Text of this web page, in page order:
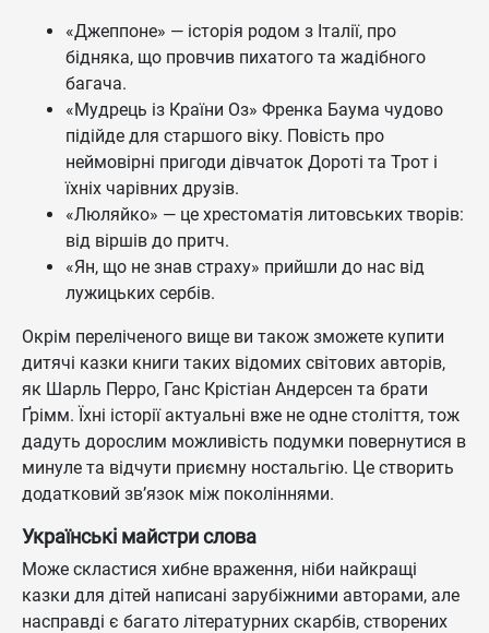
«Джеппоне» — історія родом з Італії, про
бідняка, що провчив пихатого та жадібного
багача.
«Мудрець із Країни Оз» Френка Баума чудово
підійде для старшого віку. Повість про
неймовірні пригоди дівчаток Дороті та Трот і
їхніх чарівних друзів.
«Люляйко» — це хрестоматія литовських творів:
від віршів до притч.
«Ян, що не знав страху» прийшли до нас від
лужицьких сербів.
Окрім переліченого вище ви також зможете купити
дитячі казки книги таких відомих світових авторів,
як Шарль Перро, Ганс Крістіан Андерсен та брати
Ґрімм. Їхні історії актуальні вже не одне століття, тож
дадуть дорослим можливість подумки повернутися в
минуле та відчути приємну ностальгію. Це створить
додатковий зв’язок між поколіннями.
Українські майстри слова
Може скластися хибне враження, ніби найкращі
казки для дітей написані зарубіжними авторами, але
насправді є багато літературних скарбів, створених